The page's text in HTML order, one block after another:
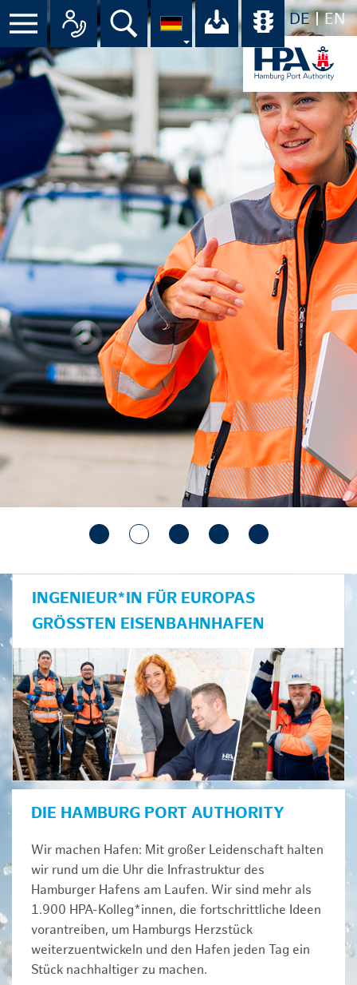
DE EN
Menü Alle Ansprechpartner im
Suche Ihr Download-
INGENIEUR*IN FÜR EUROPAS
GRÖSSTEN EISENBAHNHAFEN
DIE HAMBURG PORT AUTHORITY
Wir machen Hafen: Mit großer Leidenschaft halten
wir rund um die Uhr die Infrastruktur des
Hamburger Hafens am Laufen. Wir sind mehr als
1.900 HPA-Kolleg*innen, die fortschrittliche Ideen
vorantreiben, um Hamburgs Herzstück
weiterzuentwickeln und den Hafen jeden Tag ein
Stück nachhaltiger zu machen.